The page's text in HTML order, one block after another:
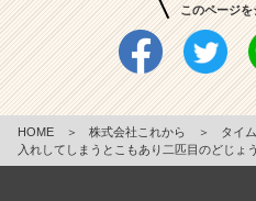
このページを
HOME ＞ 株式会社これから ＞ タイ
入れしてしまうとこもあり二匹目のどじょ